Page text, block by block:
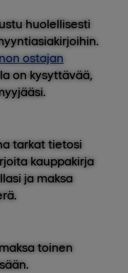
huolellisesti
ostajan
on kysyttävää,
tarkat tietosi
kauppakirja
ja maksa
toinen